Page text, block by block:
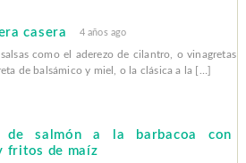
casera 4 años ago
como el aderezo de cilantro, o vinagretas
de balsámico y miel, o la clásica a la […]
de salmón a la barbacoa con
fritos de maíz